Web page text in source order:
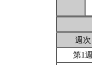
週次
第1週